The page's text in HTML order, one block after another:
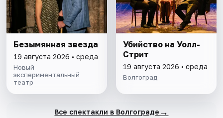
Безымянная звезда
19 августа 2026 • среда
Новый
экспериментальный
театр
Убийство на Уолл-
Стрит
19 августа 2026 • среда
Волгоград
Все спектакли в Волгограде →